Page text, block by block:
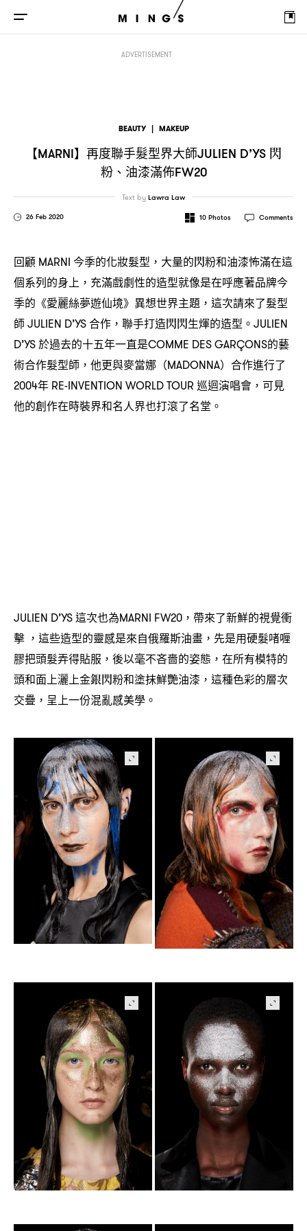
ADVERTISEMENT
BEAUTY | MAKEUP
【MARNI】再度聯手髮型界大師JULIEN D’YS 閃
粉、油漆滿佈FW20
26 Feb 2020
Text byLawra Law
10 Photos Comments
回顧 MARNI 今季的化妝髮型 ， 大量的閃粉和油漆怖滿在這
個系列的身上 ， 充滿戲劇性的造型就像是在呼應著品牌今
季的《愛麗絲夢遊仙境》異想世界主題 ， 這次請來了髮型
師JULIEN D’YS 合作 ， 聯手打造閃閃生煇的造型。 JULIEN
D’YS於過去的十五年一直是COMME DES GARÇONS的藝
術合作髮型師 ， 他更與麥當娜 （MADONNA） 合作進行了
2004年 RE-INVENTION WORLD TOUR 巡迴演唱會 ， 可見
他的創作在時裝界和名人界也打滾了名堂。
JULIEN D’YS這次也為MARNI FW20， 帶來了新鮮的視覺衝
擊 ， 這些造型的靈感是來自俄羅斯油畫 ， 先是用硬髮啫喱
膠把頭髮弄得貼服 ， 後以毫不吝嗇的姿態 ， 在所有模特的
頭和面上灑上金銀閃粉和塗抹鮮艷油漆 ， 這種色彩的層次
交疊 ， 呈上一份混亂感美學。
】再度聯手髮型界大師 JULIEN D’YS